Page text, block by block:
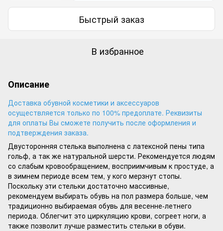
Быстрый заказ
В избранное
Описание
Доставка обувной косметики и аксессуаров
осуществляется только по 100% предоплате. Реквизиты
для оплаты Вы сможете получить после оформления и
подтверждения заказа.
Двусторонняя стелька выполнена с латексной пены типа
гольф, а так же натуральной шерсти. Рекомендуется людям
со слабым кровообращением, восприимчивым к простуде, а
в зимнем периоде всем тем, у кого мерзнут стопы.
Поскольку эти стельки достаточно массивные,
рекомендуем выбирать обувь на пол размера больше, чем
традиционно выбираемая обувь для весенне-летнего
периода. Облегчит это циркуляцию крови, согреет ноги, а
также позволит лучше разместить стельки в обуви.